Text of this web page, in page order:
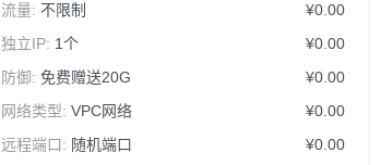
流量: 不限制
¥0.00
独立IP: 1个
¥0.00
防御: 免费赠送20G
¥0.00
网络类型: VPC网络
¥0.00
远程端口: 随机端口 ¥0.00